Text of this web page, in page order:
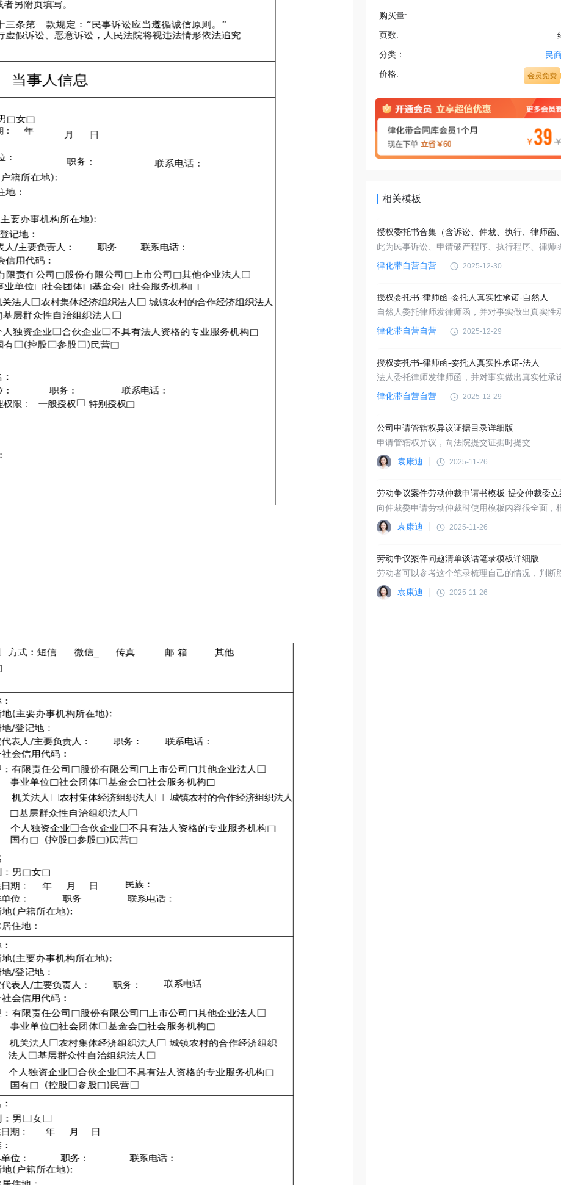
购买量:
页数:
分类： 民
价格: 会员免费
相关模板
律化带自营自营 2025-12-30
授权委托书-律师函-委托人真实性承诺-自然人
自然人委托律师发律师函，并对事实做出真实性
律化带自营自营 2025-12-29
授权委托书-律师函-委托人真实性承诺-法人
法人委托律师发律师函，并对事实做出真实性承
律化带自营自营 2025-12-29
公司申请管辖权异议证据目录详细版
申请管辖权异议，向法院提交证据时提交
袁康迪 2025-11-26
劳动争议案件劳动仲裁申请书模板-提交仲裁委立
袁康迪 2025-11-26
劳动争议案件问题清单谈话笔录模板详细版
袁康迪 2025-11-26